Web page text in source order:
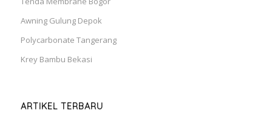
Awning Gulung Depok
Polycarbonate Tangerang
Krey Bambu Bekasi
ARTIKEL TERBARU